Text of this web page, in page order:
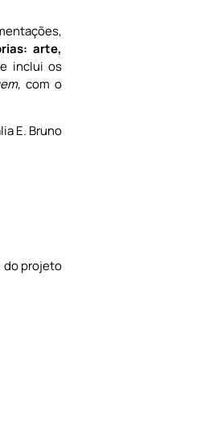
arte,
inclui os
com o
E. Bruno
do projeto